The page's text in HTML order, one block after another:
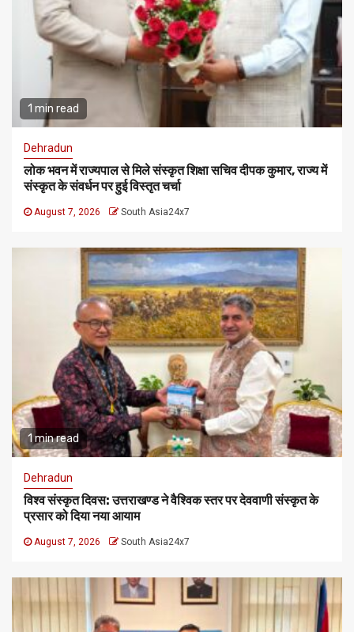
1 min read
Dehradun
लोक भवन में राज्यपाल से मिले संस्कृत शिक्षा सचिव दीपक कुमार, राज्य में
संस्कृत के संवर्धन पर हुई विस्तृत चर्चा
August 7, 2026 South Asia24x7
1 min read
Dehradun
विश्व संस्कृत दिवस: उत्तराखण्ड ने वैश्विक स्तर पर देववाणी संस्कृत के
प्रसार को दिया नया आयाम
August 7, 2026 South Asia24x7